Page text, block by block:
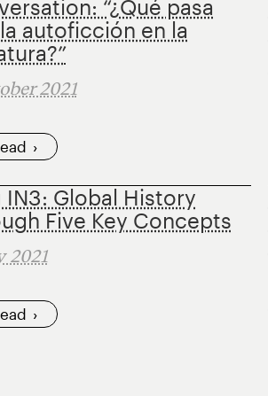
“¿Qué pasa
autoficción en la
2021
IN3: Global History
Five Key Concepts
2021